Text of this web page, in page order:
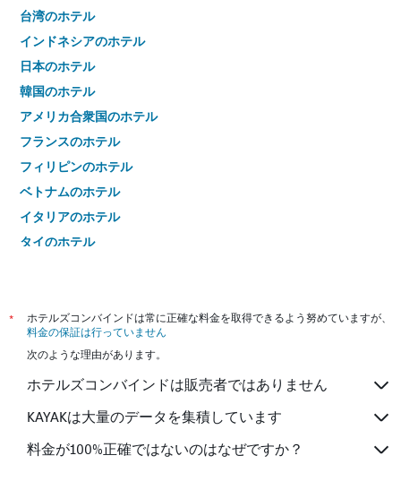
台湾のホテル
インドネシアのホテル
日本のホテル
韓国のホテル
アメリカ合衆国のホテル
フランスのホテル
フィリピンのホテル
ベトナムのホテル
イタリアのホテル
タイのホテル
*
ホテルズコンバインドは常に正確な料金を取得できるよう努めていますが、
料金の保証は行っていません
次のような理由があります。
ホテルズコンバインドは販売者ではありません
KAYAKは大量のデータを集積しています
料金が100%正確ではないのはなぜですか？